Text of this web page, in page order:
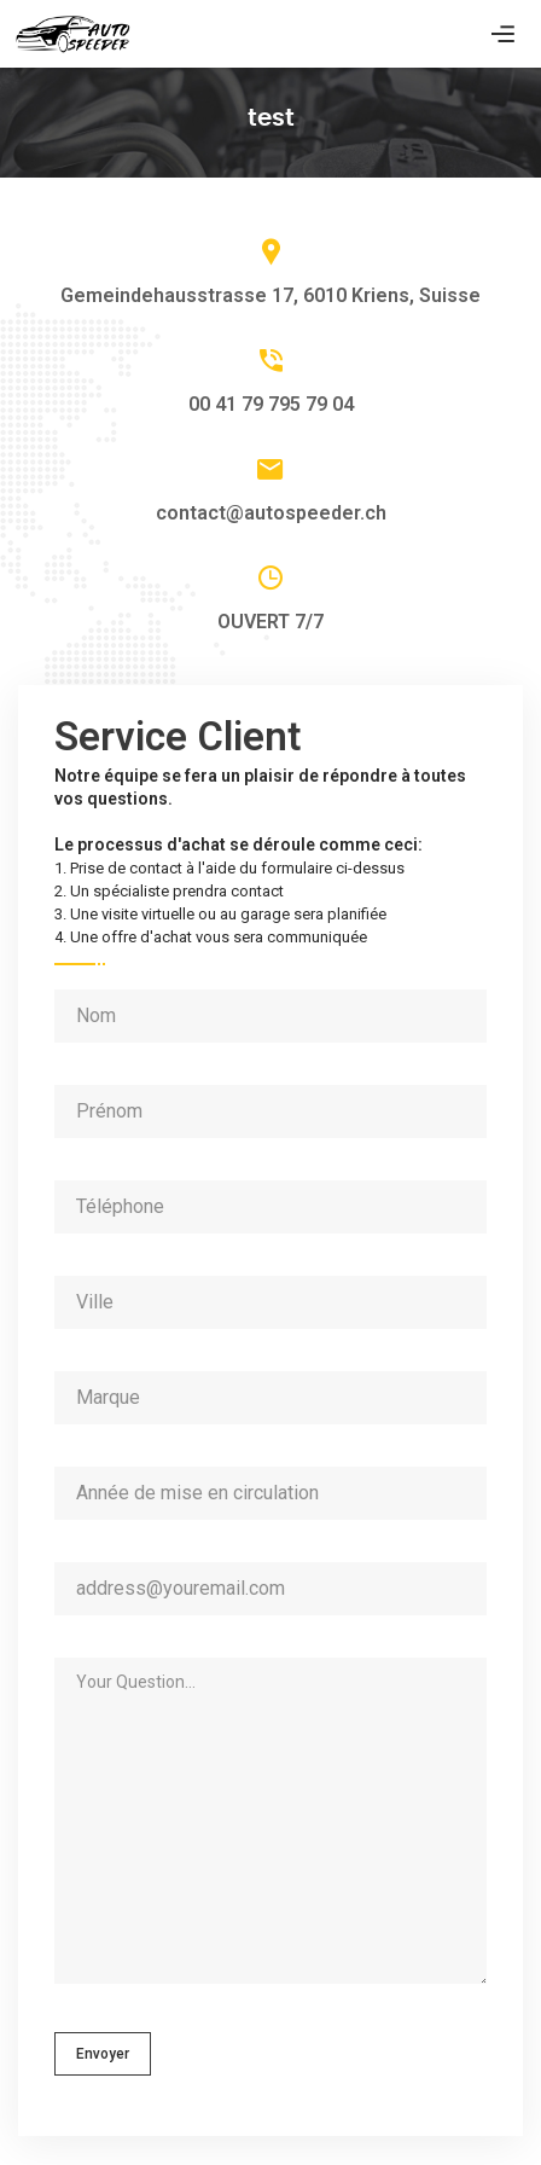
test
Gemeindehausstrasse 17, 6010 Kriens, Suisse
00 41 79 795 79 04
contact@autospeeder.ch
OUVERT 7/7
Service Client
Notre équipe se fera un plaisir de répondre à toutes
vos questions.
Le processus d'achat se déroule comme ceci:
1. Prise de contact à l'aide du formulaire ci-dessus
2. Un spécialiste prendra contact
3. Une visite virtuelle ou au garage sera planifiée
4. Une offre d'achat vous sera communiquée
Envoyer